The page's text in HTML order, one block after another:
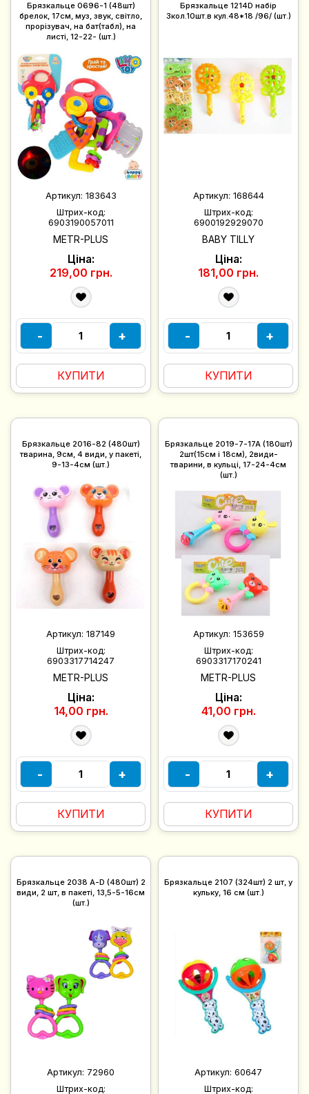
Брязкальце 0696-1 (48шт)
брелок, 17см, муз, звук, світло,
прорізувач, на бат(табл), на
листі, 12-22- (шт.)
Артикул: 183643
Штрих-код:
6903190057011
METR-PLUS
Ціна:
219,00 грн.
- +
КУПИТИ
Брязкальце 1214D набір
3кол.10шт.в кул.48*18 /96/ (шт.)
Артикул: 168644
Штрих-код:
6900192929070
BABY TILLY
Ціна:
181,00 грн.
- +
КУПИТИ
Брязкальце 2016-82 (480шт)
тварина, 9см, 4 види, у пакеті,
9-13-4см (шт.)
Артикул: 187149
Штрих-код:
6903317714247
METR-PLUS
Ціна:
14,00 грн.
- +
КУПИТИ
Брязкальце 2019-7-17A (180шт)
2шт(15см і 18см), 2види-
тварини, в кульці, 17-24-4см
(шт.)
Артикул: 153659
Штрих-код:
6903317170241
METR-PLUS
Ціна:
41,00 грн.
- +
КУПИТИ
Брязкальце 2038 A-D (480шт) 2
види, 2 шт, в пакеті, 13,5-5-16см
(шт.)
Артикул: 72960
Штрих-код:
Брязкальце 2107 (324шт) 2 шт, у
кульку, 16 см (шт.)
Артикул: 60647
Штрих-код: